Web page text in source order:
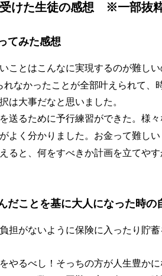
けた生徒の感想 ※一部抜
てみた感想
ことはこんなに実現するのが難しい
れなかったことが全部叶えられて
は大事だなと思いました。
送るために予行練習ができた。様
よく分かりました。お金って難し
ると、何をすべきか計画を立てや
だことを基に大人になった時の
担がないように保険に入ったり貯
やるべし！そっちの方が人生豊かに